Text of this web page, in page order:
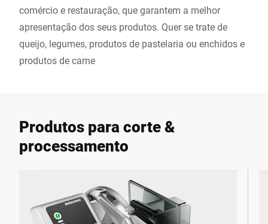
comércio e restauração, que garantem a melhor
apresentação dos seus produtos. Quer se trate de
queijo, legumes, produtos de pastelaria ou enchidos e
produtos de carne
Produtos para corte &
processamento